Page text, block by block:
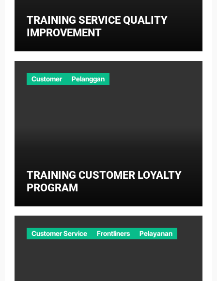
TRAINING SERVICE QUALITY
IMPROVEMENT
Customer Pelanggan
TRAINING CUSTOMER LOYALTY
PROGRAM
Customer Service Frontliners Pelayanan